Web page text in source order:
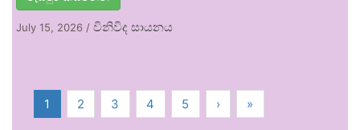
July 15, 2026 / විනිවිද සායනය
1 2 3 4 5 › »